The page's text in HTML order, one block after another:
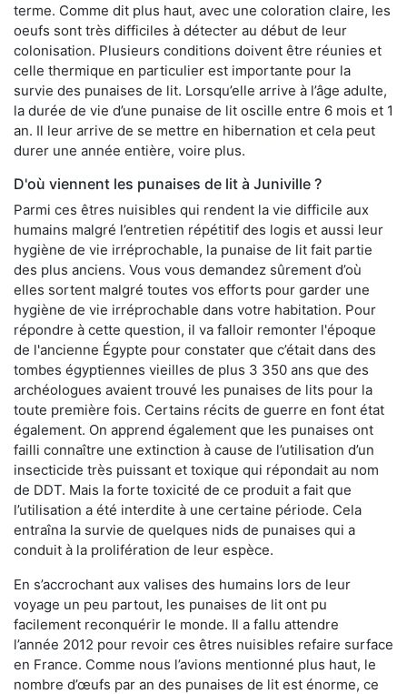
terme. Comme dit plus haut, avec une coloration claire, les
oeufs sont très difficiles à détecter au début de leur
colonisation. Plusieurs conditions doivent être réunies et
celle thermique en particulier est importante pour la
survie des punaises de lit. Lorsqu’elle arrive à l’âge adulte,
la durée de vie d’une punaise de lit oscille entre 6 mois et 1
an. Il leur arrive de se mettre en hibernation et cela peut
durer une année entière, voire plus.
D'où viennent les punaises de lit à Juniville ?
Parmi ces êtres nuisibles qui rendent la vie difficile aux
humains malgré l’entretien répétitif des logis et aussi leur
hygiène de vie irréprochable, la punaise de lit fait partie
des plus anciens. Vous vous demandez sûrement d’où
elles sortent malgré toutes vos efforts pour garder une
hygiène de vie irréprochable dans votre habitation. Pour
répondre à cette question, il va falloir remonter l'époque
de l'ancienne Égypte pour constater que c’était dans des
tombes égyptiennes vieilles de plus 3 350 ans que des
archéologues avaient trouvé les punaises de lits pour la
toute première fois. Certains récits de guerre en font état
également. On apprend également que les punaises ont
failli connaître une extinction à cause de l’utilisation d’un
insecticide très puissant et toxique qui répondait au nom
de DDT. Mais la forte toxicité de ce produit a fait que
l’utilisation a été interdite à une certaine période. Cela
entraîna la survie de quelques nids de punaises qui a
conduit à la prolifération de leur espèce.
En s’accrochant aux valises des humains lors de leur
voyage un peu partout, les punaises de lit ont pu
facilement reconquérir le monde. Il a fallu attendre
l’année 2012 pour revoir ces êtres nuisibles refaire surface
en France. Comme nous l’avions mentionné plus haut, le
nombre d’œufs par an des punaises de lit est énorme, ce